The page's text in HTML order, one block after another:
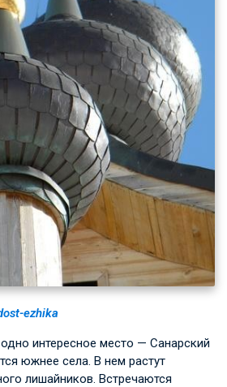
ezhika
интересное место — Санарский
южнее села. В нем растут
лишайников. Встречаются